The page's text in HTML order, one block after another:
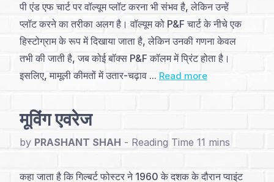
(4)
मूलभूत
प्रमुख
पैटर्न्स
पी एंड एफ चार्ट पर वॉल्यूम प्लॉट करना भी संभव है, लेकिन उन्हें
प्लॉट करने का तरीका अलग है। वॉल्यूम को P&F चार्ट के नीचे एक
हिस्टोग्राम के रूप में दिखाया जाता है, लेकिन उनकी गणना केवल
तभी की जाती है, जब कोई बॉक्स P&F कॉलम में प्रिंट होता है।
इसलिए, मामूली कीमतों में उतार-चढ़ाव ... Read more
मूविंग एवरेज
by PRASHANT SHAH -
कहा जाता है कि गिल्बर्ट फोस्टर ने 1960 के दशक के दौरान प्वाइंट